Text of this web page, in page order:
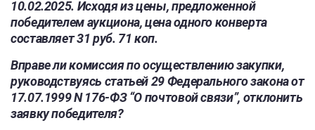
10.02.2025. Исходя из цены, предложенной
победителем аукциона, цена одного конверта
составляет 31 руб. 71 коп.
Вправе ли комиссия по осуществлению закупки,
руководствуясь статьей 29 Федерального закона от
17.07.1999 N 176-ФЗ “О почтовой связи”, отклонить
заявку победителя?